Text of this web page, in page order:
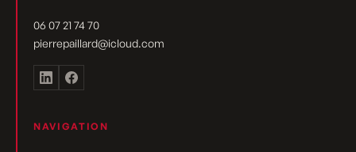
06 07 21 74 70
pierrepaillard@icloud.com
NAVIGATION